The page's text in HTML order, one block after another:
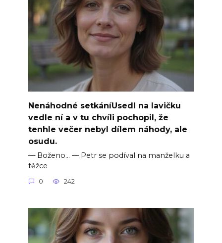
Nenáhodné setkáníUsedl na lavičku
vedle ní a v tu chvíli pochopil, že
tenhle večer nebyl dílem náhody, ale
osudu.
— Boženo… — Petr se podíval na manželku a
těžce
0 242